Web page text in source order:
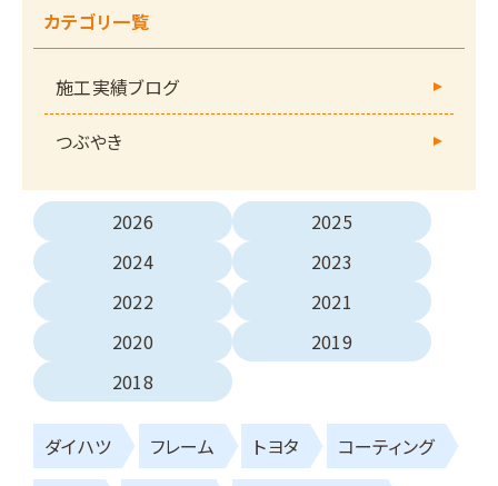
カテゴリ一覧
施工実績ブログ
つぶやき
2026
2025
2024
2023
2022
2021
2020
2019
2018
ダイハツ フレーム トヨタ コーティング